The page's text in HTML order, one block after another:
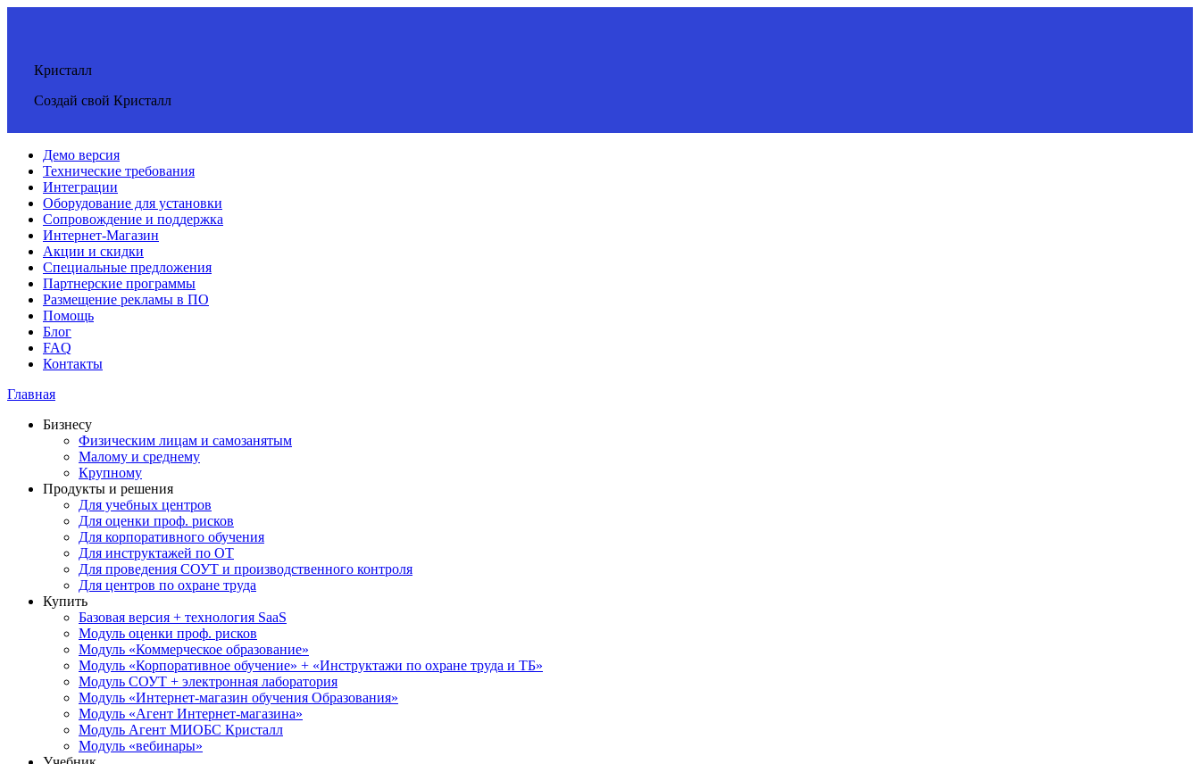
Кристалл
Создай свой Кристалл
Демо версия
Технические требования
Интеграции
Оборудование для установки
Сопровождение и поддержка
Интернет-Магазин
Акции и скидки
Специальные предложения
Партнерские программы
Размещение рекламы в ПО
Помощь
Блог
FAQ
Контакты
Главная
Бизнесу
Физическим лицам и самозанятым
Малому и среднему
Крупному
Продукты и решения
Для учебных центров
Для оценки проф. рисков
Для корпоративного обучения
Для инструктажей по ОТ
Для проведения СОУТ и производственного контроля
Для центров по охране труда
Купить
Базовая версия + технология SaaS
Модуль оценки проф. рисков
Модуль «Коммерческое образование»
Модуль «Корпоративное обучение» + «Инструктажи по охране труда и ТБ»
Модуль СОУТ + электронная лаборатория
Модуль «Интернет-магазин обучения Образования»
Модуль «Агент Интернет-магазина»
Модуль Агент МИОБС Кристалл
Модуль «вебинары»